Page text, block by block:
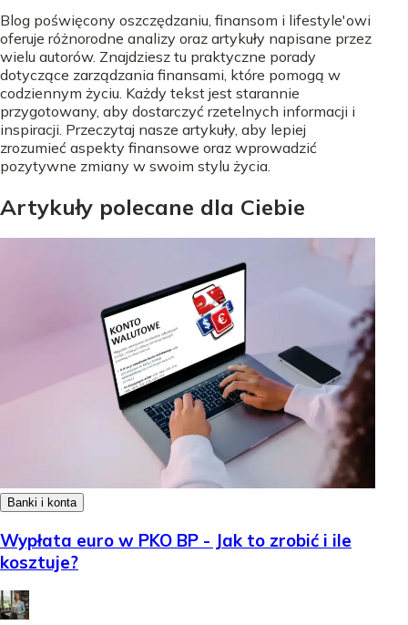
Blog poświęcony oszczędzaniu, finansom i lifestyle'owi
oferuje różnorodne analizy oraz artykuły napisane przez
wielu autorów. Znajdziesz tu praktyczne porady
dotyczące zarządzania finansami, które pomogą w
codziennym życiu. Każdy tekst jest starannie
przygotowany, aby dostarczyć rzetelnych informacji i
inspiracji. Przeczytaj nasze artykuły, aby lepiej
zrozumieć aspekty finansowe oraz wprowadzić
pozytywne zmiany w swoim stylu życia.
Artykuły polecane dla Ciebie
Banki i konta
Wypłata euro w PKO BP - Jak to zrobić i ile
kosztuje?